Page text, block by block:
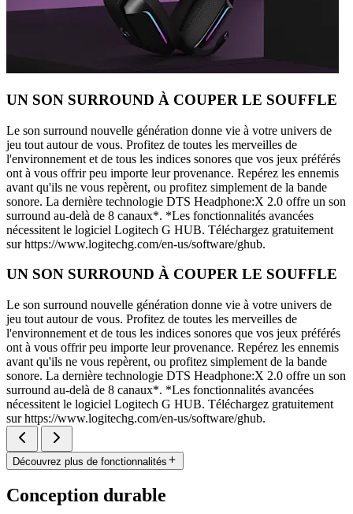
UN SON SURROUND À COUPER LE SOUFFLE
Le son surround nouvelle génération donne vie à votre univers de
jeu tout autour de vous. Profitez de toutes les merveilles de
l'environnement et de tous les indices sonores que vos jeux préférés
ont à vous offrir peu importe leur provenance. Repérez les ennemis
avant qu'ils ne vous repèrent, ou profitez simplement de la bande
sonore. La dernière technologie DTS Headphone:X 2.0 offre un son
surround au-delà de 8 canaux*. *Les fonctionnalités avancées
nécessitent le logiciel Logitech G HUB. Téléchargez gratuitement
sur https://www.logitechg.com/en-us/software/ghub.
UN SON SURROUND À COUPER LE SOUFFLE
Le son surround nouvelle génération donne vie à votre univers de
jeu tout autour de vous. Profitez de toutes les merveilles de
l'environnement et de tous les indices sonores que vos jeux préférés
ont à vous offrir peu importe leur provenance. Repérez les ennemis
avant qu'ils ne vous repèrent, ou profitez simplement de la bande
sonore. La dernière technologie DTS Headphone:X 2.0 offre un son
surround au-delà de 8 canaux*. *Les fonctionnalités avancées
nécessitent le logiciel Logitech G HUB. Téléchargez gratuitement
sur https://www.logitechg.com/en-us/software/ghub.
Découvrez plus de fonctionnalités
Conception durable